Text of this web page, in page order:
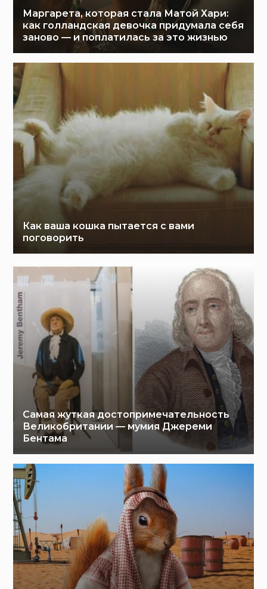
Маргарета, которая стала Матой Хари:
как голландская девочка придумала себя
заново — и поплатилась за это жизнью
Как ваша кошка пытается с вами
поговорить
Самая жуткая достопримечательность
Великобритании — мумия Джереми
Бентама